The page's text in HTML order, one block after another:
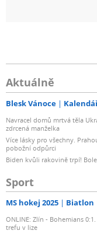
Aktuálně
Blesk Vánoce
Navracel domů mrtvá těla
zdrcená manželka
Více lásky pro všechny.
pobožní odpůrci
Biden kvůli rakovině trpí!
Sport
MS hokej 2025 Biatlon
ONLINE: Zlín - Bohemians
trefu v lize